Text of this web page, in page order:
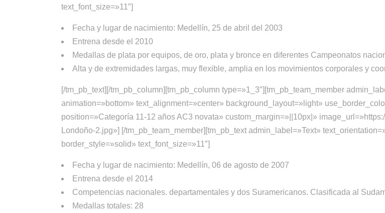
text_font_size=»11″]
Fecha y lugar de nacimiento: Medellín, 25 de abril del 2003
Entrena desde el 2010
Medallas de plata por equipos, de oro, plata y bronce en diferentes Campeonatos
Alta y de extremidades largas, muy flexible, amplia en los movimientos corporales y
[/tm_pb_text][/tm_pb_column][tm_pb_column type=»1_3″][tm_pb_team_member
animation=»bottom» text_alignment=»center» background_layout=»light»
position=»Categoría 11-12 años AC3 novata» custom_margin=»||10px|»
Londoño-2.jpg»] [/tm_pb_team_member][tm_pb_text admin_label=»Text»
border_style=»solid» text_font_size=»11″]
Fecha y lugar de nacimiento: Medellín, 06 de agosto de 2007
Entrena desde el 2014
Competencias nacionales. departamentales y dos Suramericanos. Clasificada al
Medallas totales: 28